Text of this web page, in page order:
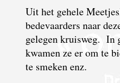
Uit het gehele
bedevaarders naar
gelegen kruisweg. In
kwamen ze er om te
te smeken enz.